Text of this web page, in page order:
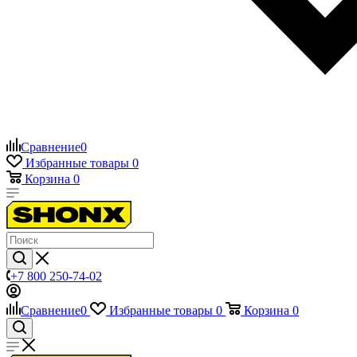
Сравнение0
Избранные товары 0
Корзина 0
+7 800 250-74-02
Сравнение0 Избранные товары 0 Корзина 0